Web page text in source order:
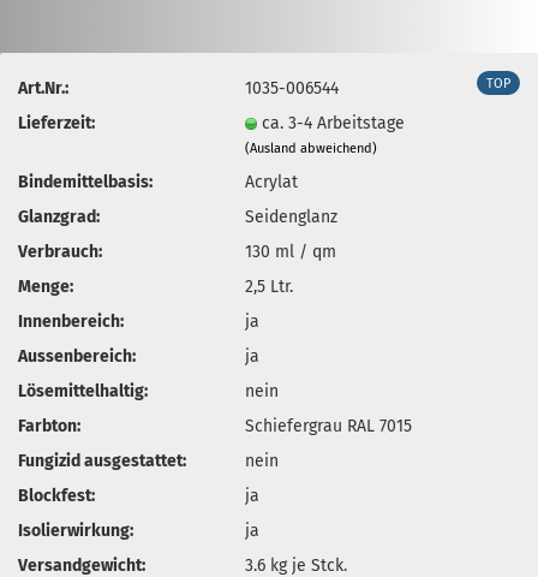
TOP
Art.Nr.:
1035-006544
Lieferzeit:
ca. 3-4 Arbeitstage
(Ausland abweichend)
Bindemittelbasis:
Acrylat
Glanzgrad:
Seidenglanz
Verbrauch:
130 ml / qm
Menge:
2,5 Ltr.
Innenbereich:
ja
Aussenbereich:
ja
Lösemittelhaltig:
nein
Farbton:
Schiefergrau RAL 7015
Fungizid ausgestattet:
nein
Blockfest:
ja
Isolierwirkung:
ja
Versandgewicht:
3.6 kg je Stck.